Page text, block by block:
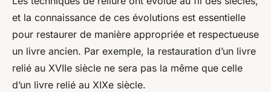
et la connaissance de ces évolutions est essentielle
pour restaurer de manière appropriée et respectueuse
un livre ancien. Par exemple, la restauration d’un livre
relié au XVIIe siècle ne sera pas la même que celle
d’un livre relié au XIXe siècle.